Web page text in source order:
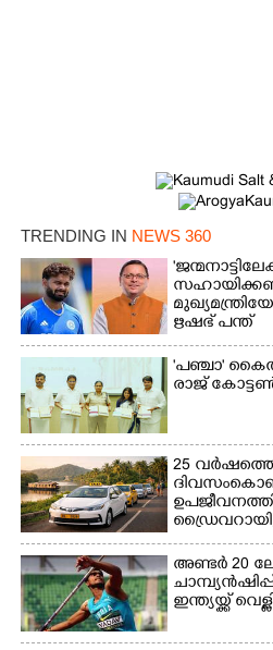
TRENDING IN NEWS 360
ഋഷഭ് പന്ത്
'​പ​ഞ്ചാ​'​
രാ​ജ്
25 വർഷത്തെ
യുവതി
അണ്ടർ 20
ഇന്ത്യയ്ക്ക്